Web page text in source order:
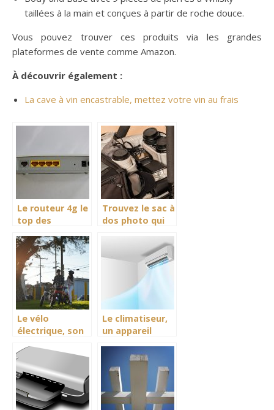
taillées à la main et conçues à partir de roche douce.
Vous pouvez trouver ces produits via les grandes
plateformes de vente comme Amazon.
À découvrir également :
La cave à vin encastrable, mettez votre vin au frais
Le routeur 4g le
top des
Trouvez le sac à
dos photo qui
Le vélo
électrique, son
Le climatiseur,
un appareil
température en
intersaison.